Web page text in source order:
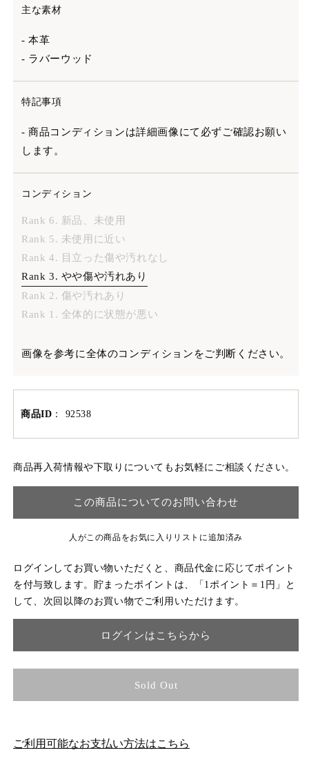
主な素材
- 本革
- ラバーウッド
特記事項
- 商品コンディションは詳細画像にて必ずご確認お願い
します。
コンディション
Rank 6. 新品、未使用
Rank 5. 未使用に近い
Rank 4. 目立った傷や汚れなし
Rank 3. やや傷や汚れあり
Rank 2. 傷や汚れあり
Rank 1. 全体的に状態が悪い
画像を参考に全体のコンディションをご判断ください。
商品ID ： 92538
商品再入荷情報や下取りについてもお気軽にご相談ください。
この商品についてのお問い合わせ
人がこの商品をお気に入りリストに追加済み
ログインしてお買い物いただくと、商品代金に応じてポイント
を付与致します。貯まったポイントは、「1ポイント＝1円」と
して、次回以降のお買い物でご利用いただけます。
ログインはこちらから
Sold Out
ご利用可能なお支払い方法はこちら